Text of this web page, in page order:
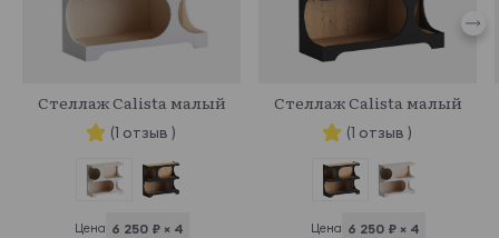
Стеллаж Calista малый
(1 отзыв )
Цена 6 250 ₽ × 4
Стеллаж Calista малый
(1 отзыв )
Цена 6 250 ₽ × 4